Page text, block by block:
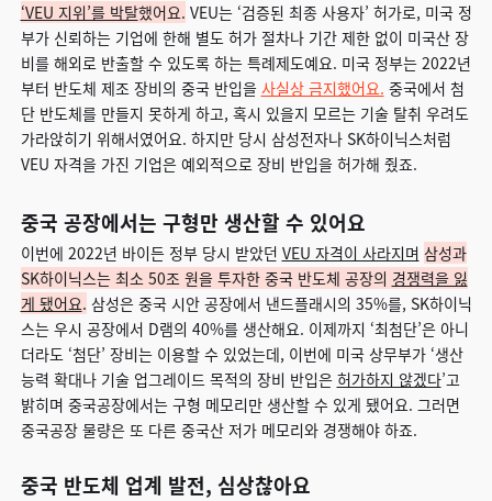
‘VEU 지위’를 박탈했어요. VEU는 ‘검증된 최종 사용자’ 허가로, 미국 정
부가 신뢰하는 기업에 한해 별도 허가 절차나 기간 제한 없이 미국산 장
비를 해외로 반출할 수 있도록 하는 특례제도예요. 미국 정부는 2022년
부터 반도체 제조 장비의 중국 반입을 사실상 금지했어요. 중국에서 첨
단 반도체를 만들지 못하게 하고, 혹시 있을지 모르는 기술 탈취 우려도
가라앉히기 위해서였어요. 하지만 당시 삼성전자나 SK하이닉스처럼
VEU 자격을 가진 기업은 예외적으로 장비 반입을 허가해 줬죠.
중국 공장에서는 구형만 생산할 수 있어요
이번에 2022년 바이든 정부 당시 받았던 VEU 자격이 사라지며 삼성과
SK하이닉스는 최소 50조 원을 투자한 중국 반도체 공장의 경쟁력을 잃
게 됐어요. 삼성은 중국 시안 공장에서 낸드플래시의 35%를, SK하이닉
스는 우시 공장에서 D램의 40%를 생산해요. 이제까지 ‘최첨단’은 아니
더라도 ‘첨단’ 장비는 이용할 수 있었는데, 이번에 미국 상무부가 ‘생산
능력 확대나 기술 업그레이드 목적의 장비 반입은 허가하지 않겠다’고
밝히며 중국공장에서는 구형 메모리만 생산할 수 있게 됐어요. 그러면
중국공장 물량은 또 다른 중국산 저가 메모리와 경쟁해야 하죠.
중국 반도체 업계 발전, 심상찮아요